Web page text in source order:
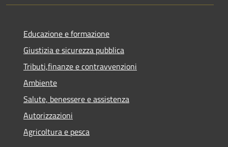
Educazione e formazione
Giustizia e sicurezza pubblica
Tributi,finanze e contravvenzioni
Ambiente
Salute, benessere e assistenza
Autorizzazioni
Agricoltura e pesca